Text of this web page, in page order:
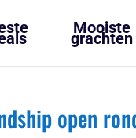
open
Mooiste
grachten